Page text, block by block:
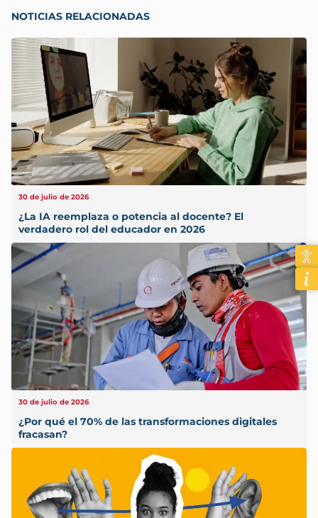
NOTICIAS RELACIONADAS
30 de julio de 2026
¿La IA reemplaza o potencia al docente? El
verdadero rol del educador en 2026
30 de julio de 2026
¿Por qué el 70% de las transformaciones digitales
fracasan?